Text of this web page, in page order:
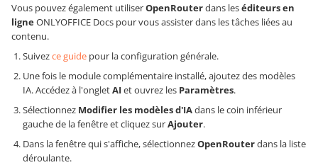
Vous pouvez également utiliserOpenRouterdans leséditeurs en
ligneONLYOFFICE Docs pour vous assister dans les tâches liées au
contenu.
Suivezce guide pour la configuration générale.
Une fois le module complémentaire installé, ajoutez des modèles
IA. Accédez à l'ongletAIet ouvrez les Paramètres.
Sélectionnez Modifier les modèles d'IAdans le coin inférieur
gauche de la fenêtre et cliquez surAjouter.
Dans la fenêtre qui s'affiche, sélectionnezOpenRouterdans la liste
déroulante.